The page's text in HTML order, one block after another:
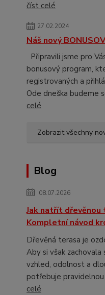
číst celé
27.02.2024
Náš nový
Připravili jsme pro
bonusový program,
registrovaných a
Ode dneška budeme
celé
Zobrazit všechny
Blog
08.07.2026
Jak natřít dřevěnou
Kompletní návod
Dřevěná terasa je
Aby si však zachovala
vzhled, odolnost a
potřebuje pravidelnou
celé